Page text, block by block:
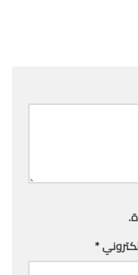
*